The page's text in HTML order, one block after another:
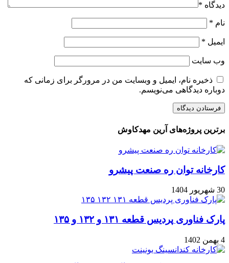
دیدگاه *
نام *
ایمیل *
وب‌ سایت
ذخیره نام، ایمیل و وبسایت من در مرورگر برای زمانی که
دوباره دیدگاهی می‌نویسم.
برترین پروژه‌های آرین مهدکاوش
کارخانه توان ره صنعت پیشرو
30 شهریور 1404
پارک فناوری پردیس قطعه ۱۳۱ و ۱۳۲ و ۱۳۵
4 بهمن 1402